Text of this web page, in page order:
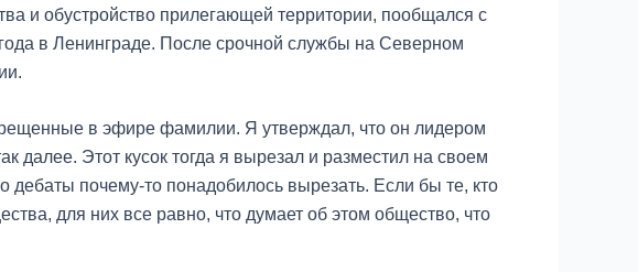
и обустройство прилегающей территории, пообщался с
в Ленинграде. После срочной службы на Северном
в эфире фамилии. Я утверждал, что он лидером
далее. Этот кусок тогда я вырезал и разместил на своем
дебаты почему-то понадобилось вырезать. Если бы те, кто
для них все равно, что думает об этом общество, что